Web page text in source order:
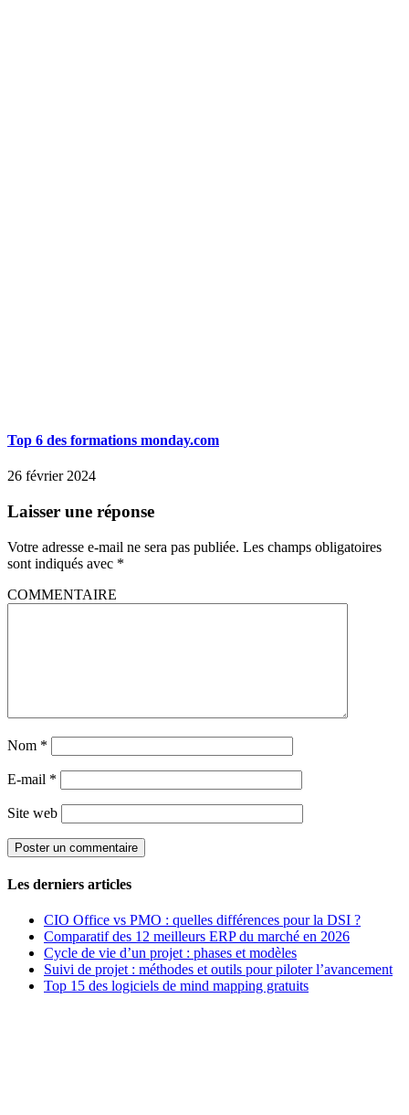
Top 6 des formations monday.com
26 février 2024
Laisser une réponse
Votre adresse e-mail ne sera pas publiée. Les champs obligatoires
sont indiqués avec *
COMMENTAIRE
Nom *
E-mail *
Site web
Les derniers articles
CIO Office vs PMO : quelles différences pour la DSI ?
Comparatif des 12 meilleurs ERP du marché en 2026
Cycle de vie d’un projet : phases et modèles
Suivi de projet : méthodes et outils pour piloter l’avancement
Top 15 des logiciels de mind mapping gratuits